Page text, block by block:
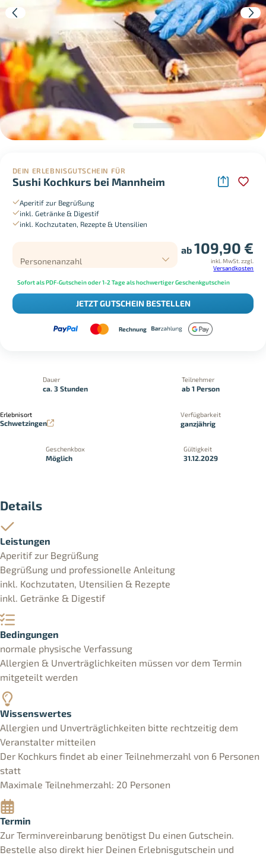
DEIN ERLEBNISGUTSCHEIN FÜR
Sushi Kochkurs bei Mannheim
Aperitif zur Begrüßung
inkl. Getränke & Digestif
inkl. Kochzutaten, Rezepte & Utensilien
Personenanzahl
ab109,90 €
inkl. MwSt. zzgl.
Versandkosten
Sofort als PDF-Gutschein oder 1-2 Tage als hochwertiger Geschenkgutschein
JETZT GUTSCHEIN BESTELLEN
Rechnung
Dauer
ca. 3 Stunden
Teilnehmer
ab 1 Person
Erlebnisort
Schwetzingen
Verfügbarkeit
ganzjährig
Geschenkbox
Möglich
Gültigkeit
31.12.2029
Details
Leistungen
Aperitif zur Begrüßung
Begrüßung und professionelle Anleitung
inkl. Kochzutaten, Utensilien & Rezepte
inkl. Getränke & Digestif
Bedingungen
normale physische Verfassung
Allergien & Unverträglichkeiten müssen vor dem Termin
mitgeteilt werden
Wissenswertes
Allergien und Unverträglichkeiten bitte rechtzeitig dem
Veranstalter mitteilen
Der Kochkurs findet ab einer Teilnehmerzahl von 6 Personen
statt
Maximale Teilnehmerzahl: 20 Personen
Termin
Zur Terminvereinbarung benötigst Du einen Gutschein.
Bestelle also direkt hier Deinen Erlebnisgutschein und